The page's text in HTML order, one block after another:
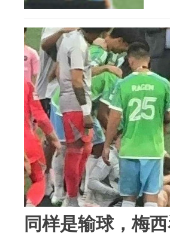
同样是输球，梅